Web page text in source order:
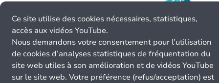
Ce site utilise des cookies nécessaires, statistiques,
accès aux vidéos YouTube.
Nous demandons votre consentement pour l’utilisation
de cookies d’analyses statistiques de fréquentation du
site web utiles à son amélioration et de vidéos YouTube
sur le site web. Votre préférence (refus/acceptation) est